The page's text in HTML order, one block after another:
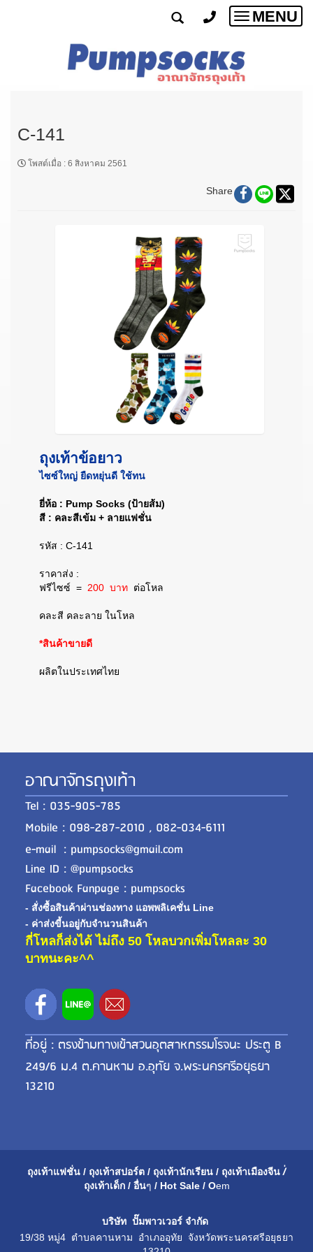
Toggle
MENU
C-141
โพสต์เมื่อ : 6 สิงหาคม 2561
Share
ถุงเท้าข้อยาว
ไซซ์ใหญ่ ยืดหยุ่นดี ใช้ทน
ยี่ห้อ : Pump Socks (ป้ายส้ม)
สี : คละสีเข้ม + ลายแฟชั่น
รหัส : C-141
ราคาส่ง :
ฟรีไซซ์ = 200 บาท ต่อโหล
คละสี คละลาย ในโหล
*สินค้าขายดี
ผลิตในประเทศไทย
อาณาจักรถุงเท้า
Tel : 035-905-785
Mobile : 098-287-2010 , 082-034-6111
e-mail : pumpsocks@gmail.com
Line ID : @pumpsocks
Facebook Fanpage : pumpsocks
- สั่งซื้อสินค้าผ่านช่องทาง แอพพลิเคชั่น Line
- ค่าส่งขี้นอยู่กับจำนวนสินค้า
กี่โหลก็ส่งได้ ไม่ถึง 50 โหลบวกเพิ่มโหลละ 30
บาทนะคะ^^
ที่อยู่ : ตรงข้ามทางเข้าสวนอุตสาหกรรมโรจนะ ประตู B
249/6 ม.4 ต.คานหาม อ.อุทัย จ.พระนครศรีอยุธยา
13210
ถุงเท้าแฟชั่น / ถุงเท้าสปอร์ต / ถุงเท้านักเรียน / ถุงเท้าเมืองจีน /่
ถุงเท้าเด็ก / อื่นๆ / Hot Sale / Oem
บริษัท ปั๊มพาวเวอร์ จำกัด
19/38 หมู่4 ตำบลคานหาม อำเภออุทัย จังหวัดพระนครศรีอยุธยา